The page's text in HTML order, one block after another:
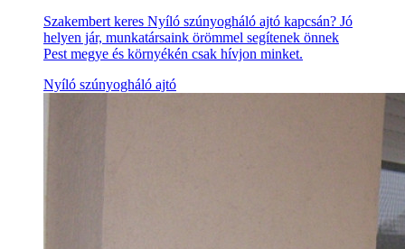
Szakembert keres Nyíló szúnyogháló ajtó kapcsán? Jó
helyen jár, munkatársaink örömmel segítenek önnek
Pest megye és környékén csak hívjon minket.
Nyíló szúnyogháló ajtó